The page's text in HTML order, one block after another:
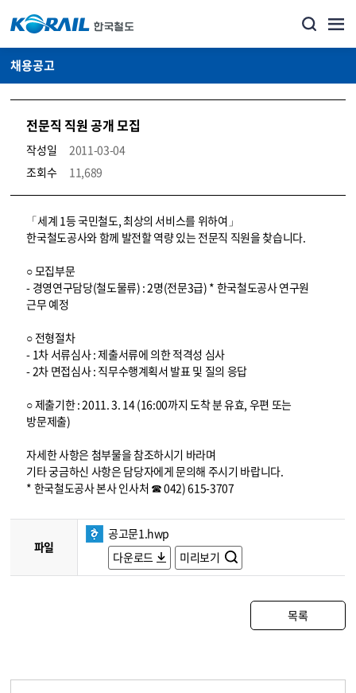
채용공고
전문직 직원 공개 모집
작성일
2011-03-04
조회수
11,689
코레일소개_경영공시_채용공고 상세보기 – 내용, 파일, 담당자 연락처로 구성
「세계 1등 국민철도, 최상의 서비스를 위하여」
한국철도공사와 함께 발전할 역량 있는 전문직 직원을 찾습니다.
○ 모집부문
- 경영연구담당(철도물류) : 2명(전문3급) * 한국철도공사 연구원
근무 예정
○ 전형절차
- 1차 서류심사 : 제출서류에 의한 적격성 심사
- 2차 면접심사 : 직무수행계획서 발표 및 질의 응답
○ 제출기한 : 2011. 3. 14 (16:00까지 도착 분 유효, 우편 또는
방문제출)
자세한 사항은 첨부물을 참조하시기 바라며
기타 궁금하신 사항은 담당자에게 문의해 주시기 바랍니다.
* 한국철도공사 본사 인사처 ☎ 042) 615-3707
파일
공고문1.hwp
다운로드
미리보기
목록